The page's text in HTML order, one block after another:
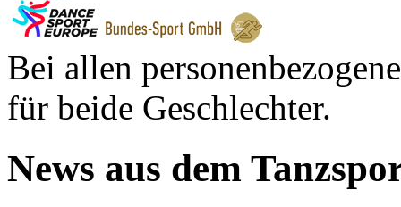
Bei allen
für beide Geschlechter.
News aus dem